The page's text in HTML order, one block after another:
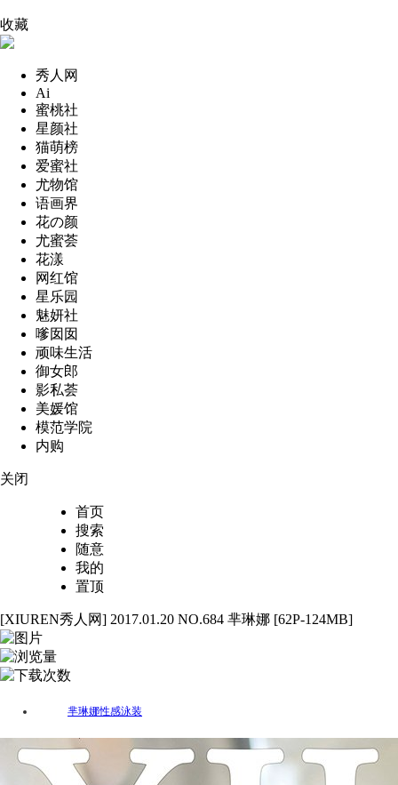
收藏
秀人网
Ai
蜜桃社
星颜社
猫萌榜
爱蜜社
尤物馆
语画界
花の颜
尤蜜荟
花漾
网红馆
星乐园
魅妍社
嗲囡囡
顽味生活
御女郎
影私荟
美媛馆
模范学院
内购
关闭
首页
搜索
随意
我的
置顶
[XIUREN秀人网] 2017.01.20 NO.684 芈琳娜 [62P-124MB]
芈琳娜性感泳装